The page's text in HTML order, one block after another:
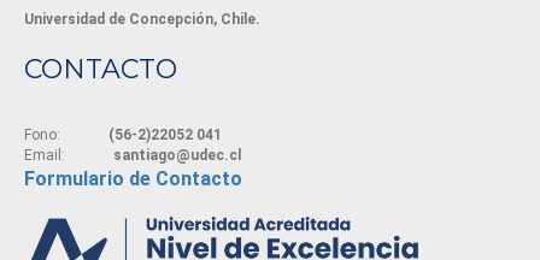
Universidad de Concepción, Chile.
CONTACTO
Fono:
(56-2)22052 041
Email:
santiago@udec.cl
Formulario de Contacto